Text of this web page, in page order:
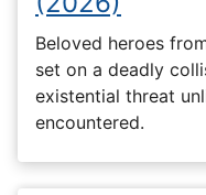
Beloved heroes
set on a deadly
existential threat
encountered.